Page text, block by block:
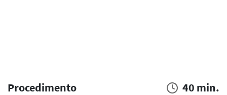
Procedimento 40 min.